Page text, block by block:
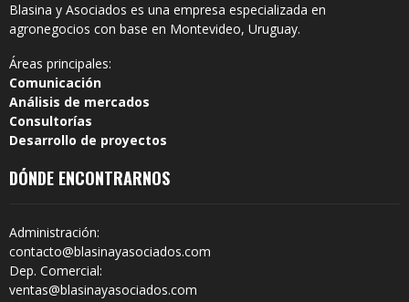
Blasina y Asociados es una empresa especializada en
agronegocios con base en Montevideo, Uruguay.
Áreas principales:
Comunicación
Análisis de mercados
Consultorías
Desarrollo de proyectos
DÓNDE ENCONTRARNOS
Administración:
contacto@blasinayasociados.com
Dep. Comercial:
ventas@blasinayasociados.com